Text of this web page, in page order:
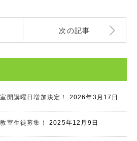
次の記事
開講曜日増加決定！ 2026年3月17日
室生徒募集！ 2025年12月9日